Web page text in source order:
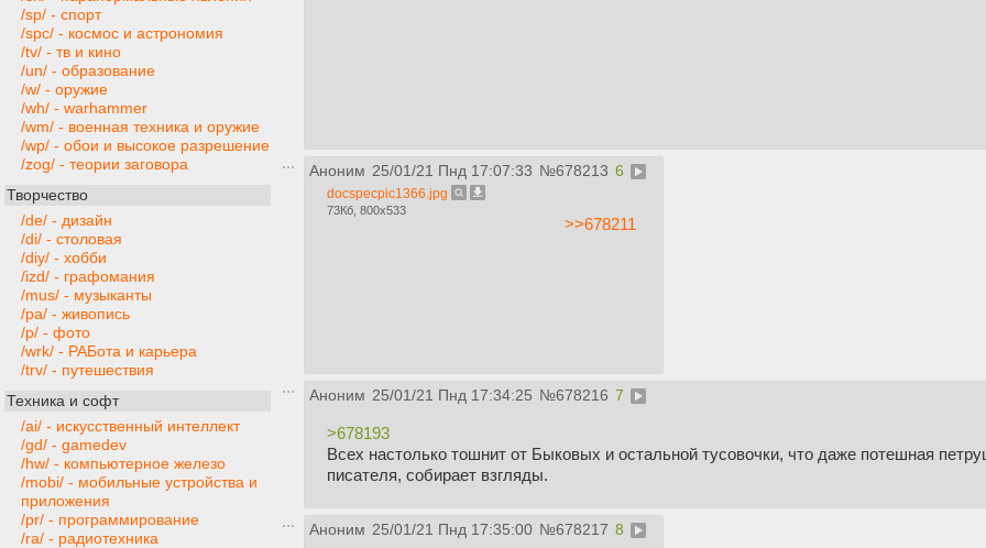
/sp/ - спорт
/spc/ - космос и астрономия
/tv/ - тв и кино
/un/ - образование
/w/ - оружие
/wh/ - warhammer
/wm/ - военная техника и оружие
/wp/ - обои и высокое разрешение
/zog/ - теории заговора
Творчество
/de/ - дизайн
/di/ - столовая
/diy/ - хобби
/izd/ - графомания
/mus/ - музыканты
/pa/ - живопись
/p/ - фото
/wrk/ - РАБота и карьера
/trv/ - путешествия
Техника и софт
/ai/ - искусственный интеллект
/gd/ - gamedev
/hw/ - компьютерное железо
/mobi/ - мобильные устройства и
приложения
/pr/ - программирование
/ra/ - радиотехника
Аноним 25/01/21 Пнд 17:07:33 №678213 6
docspecpic1366.jpg
73Кб, 800x533
>>678211
Аноним 25/01/21 Пнд 17:34:25 №678216 7
>678193
Всех настолько тошнит от Быковых и остальной тусовочки, что даже потешная
писателя, собирает взгляды.
Аноним 25/01/21 Пнд 17:35:00 №678217 8